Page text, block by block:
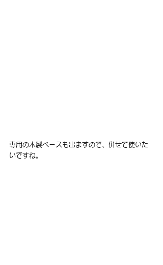
専用の木製ベースも出ますので、併せて使いた
いですね。